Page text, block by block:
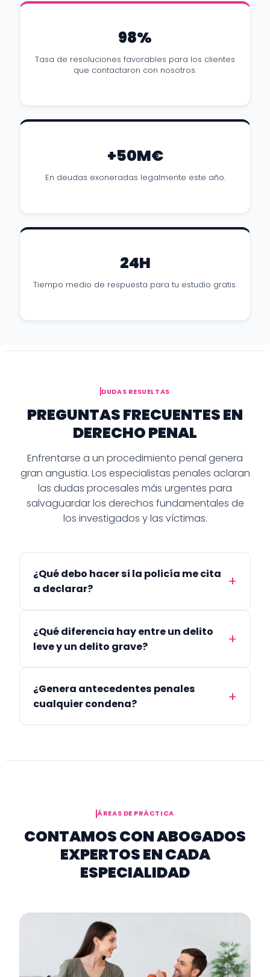
98%
Tasa de resoluciones favorables para los clientes
que contactaron con nosotros.
+50M€
En deudas exoneradas legalmente este año.
24H
Tiempo medio de respuesta para tu estudio gratis.
DUDAS RESUELTAS
PREGUNTAS FRECUENTES EN
DERECHO PENAL
Enfrentarse a un procedimiento penal genera
gran angustia. Los especialistas penales aclaran
las dudas procesales más urgentes para
salvaguardar los derechos fundamentales de
los investigados y las víctimas.
¿Qué debo hacer si la policía me cita
a declarar?
¿Qué diferencia hay entre un delito
leve y un delito grave?
¿Genera antecedentes penales
cualquier condena?
ÁREAS DE PRÁCTICA
CONTAMOS CON ABOGADOS
EXPERTOS EN CADA
ESPECIALIDAD